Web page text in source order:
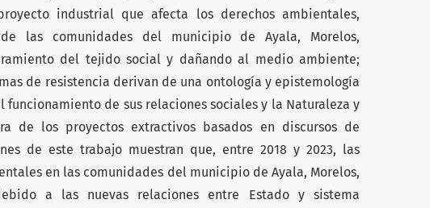
industrial que afecta los derechos ambientales,
las comunidades del municipio de Ayala, Morelos,
del tejido social y dañando al medio ambiente;
de resistencia derivan de una ontología y epistemología
funcionamiento de sus relaciones sociales y la Naturaleza y
de los proyectos extractivos basados en discursos de
de este trabajo muestran que, entre 2018 y 2023, las
en las comunidades del municipio de Ayala, Morelos,
a las nuevas relaciones entre Estado y sistema